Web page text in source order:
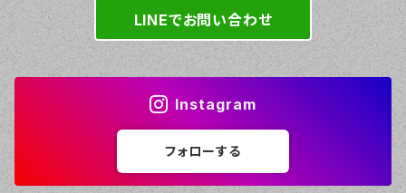
LINEでお問い合わせ
Instagram
フォローする